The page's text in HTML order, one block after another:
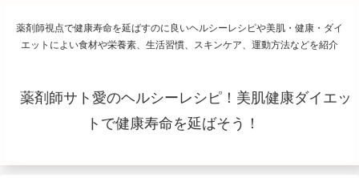
薬剤師視点で健康寿命を延ばすのに良いヘルシーレシピや美肌・健康・ダイ
エットによい食材や栄養素、生活習慣、スキンケア、運動方法などを紹介
薬剤師サト愛のヘルシーレシピ！美肌健康ダイエッ
トで健康寿命を延ばそう！